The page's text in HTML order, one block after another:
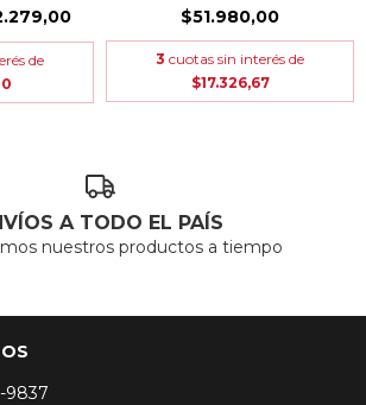
de
$51.980,00
3 cuotas sin interés de
$17.326,67
A TODO EL PAÍS
nuestros productos a tiempo
9837